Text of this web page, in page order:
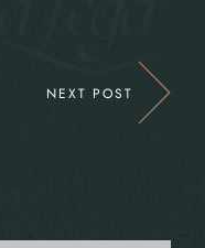
NEXT POST